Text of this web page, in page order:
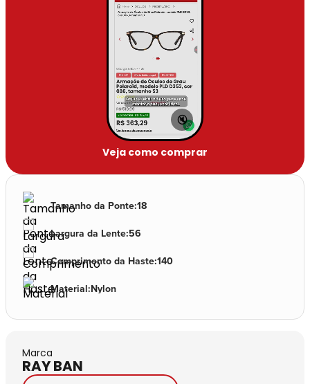
🔇
Veja como comprar
Tamanho da Ponte:18
Largura da Lente:56
Comprimento da Haste:140
Material:Nylon
Marca
RAY BAN